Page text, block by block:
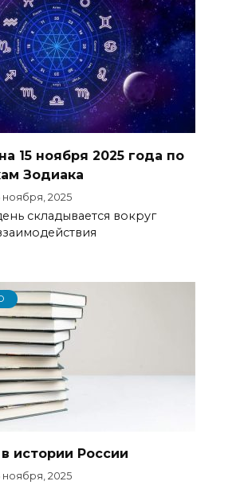
15 ноября 2025 года по
Зодиака
ноября, 2025
складывается вокруг
истории России
ноября, 2025